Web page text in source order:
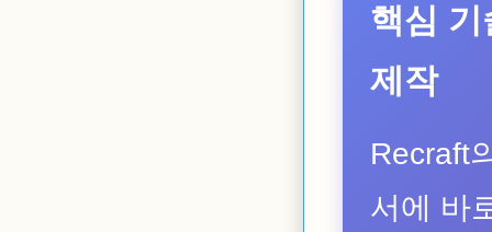
핵심
제작
Recraft
서에 바